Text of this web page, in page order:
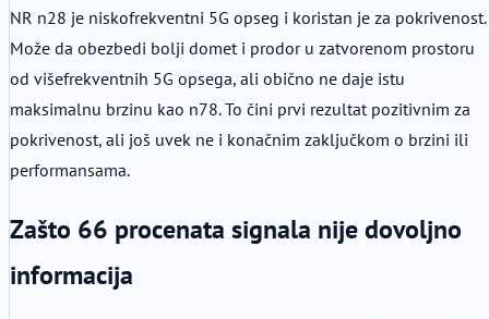
NR n28 je niskofrekventni 5G opseg i koristan je za pokrivenost.
Može da obezbedi bolji domet i prodor u zatvorenom prostoru
od višefrekventnih 5G opsega, ali obično ne daje istu
maksimalnu brzinu kao n78. To čini prvi rezultat pozitivnim za
pokrivenost, ali još uvek ne i konačnim zaključkom o brzini ili
performansama.
Zašto 66 procenata signala nije dovoljno
informacija